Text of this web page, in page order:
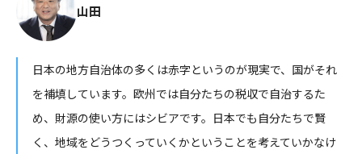
山田
日本の地方自治体の多くは赤字というのが現実で、国がそれ
を補填しています。欧州では自分たちの税収で自治するた
め、財源の使い方にはシビアです。日本でも自分たちで賢
く、地域をどうつくっていくかということを考えていかなけ